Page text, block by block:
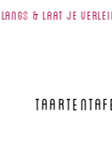
langS & laat je